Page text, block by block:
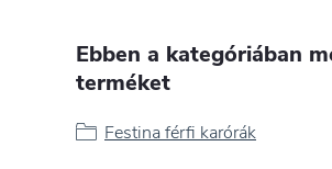
Ebben a kategóriában
terméket
Festina férfi karórák